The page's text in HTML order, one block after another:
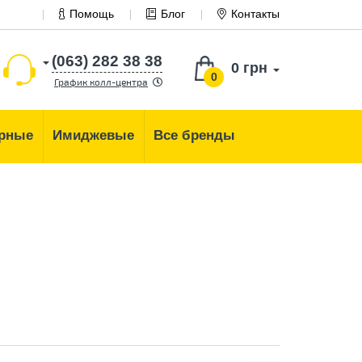
Помощь Блог Контакты
0
0 грн
(063) 282 38 38
График колл-центра
Имиджевые Все бренды